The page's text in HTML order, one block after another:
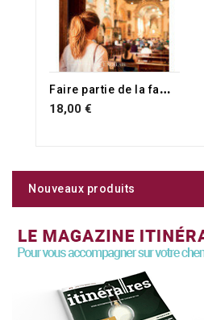
F
aire partie de la famille de Dieu
18,00 €
Nouveaux produits